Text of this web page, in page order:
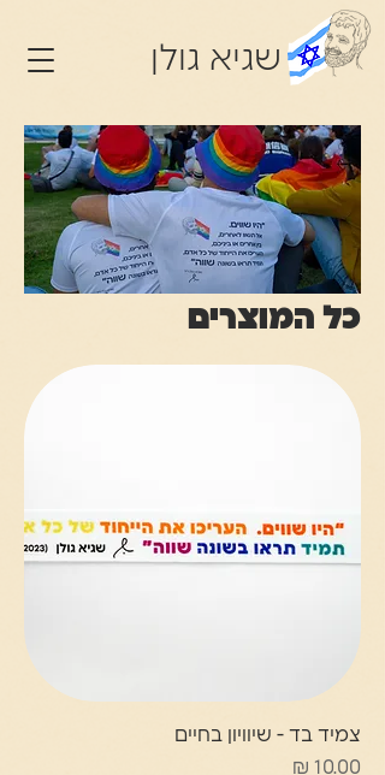
שגיא גולן
כל המוצרים
צמיד בד - שיוויון בחיים
מחיר